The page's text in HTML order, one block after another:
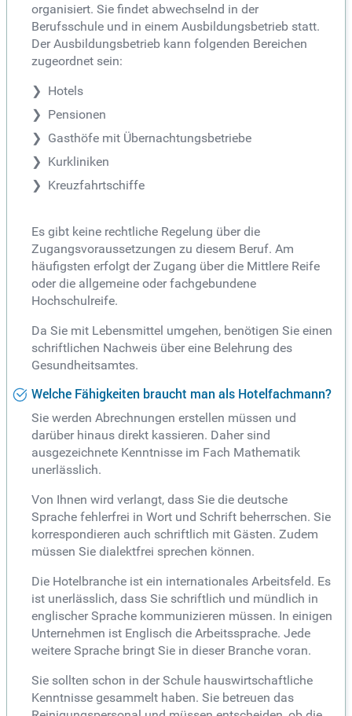
organisiert. Sie findet abwechselnd in der
Berufsschule und in einem Ausbildungsbetrieb statt.
Der Ausbildungsbetrieb kann folgenden Bereichen
zugeordnet sein:
Hotels
Pensionen
Gasthöfe mit Übernachtungsbetriebe
Kurkliniken
Kreuzfahrtschiffe
Es gibt keine rechtliche Regelung über die
Zugangsvoraussetzungen zu diesem Beruf. Am
häufigsten erfolgt der Zugang über die Mittlere Reife
oder die allgemeine oder fachgebundene
Hochschulreife.
Da Sie mit Lebensmittel umgehen, benötigen Sie einen
schriftlichen Nachweis über eine Belehrung des
Gesundheitsamtes.
Welche Fähigkeiten braucht man als Hotelfachmann?
Sie werden Abrechnungen erstellen müssen und
darüber hinaus direkt kassieren. Daher sind
ausgezeichnete Kenntnisse im Fach Mathematik
unerlässlich.
Von Ihnen wird verlangt, dass Sie die deutsche
Sprache fehlerfrei in Wort und Schrift beherrschen. Sie
korrespondieren auch schriftlich mit Gästen. Zudem
müssen Sie dialektfrei sprechen können.
Die Hotelbranche ist ein internationales Arbeitsfeld. Es
ist unerlässlich, dass Sie schriftlich und mündlich in
englischer Sprache kommunizieren müssen. In einigen
Unternehmen ist Englisch die Arbeitssprache. Jede
weitere Sprache bringt Sie in dieser Branche voran.
Sie sollten schon in der Schule hauswirtschaftliche
Kenntnisse gesammelt haben. Sie betreuen das